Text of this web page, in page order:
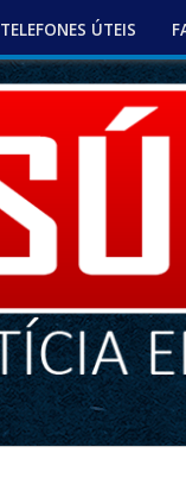
TELEFONES ÚTEIS